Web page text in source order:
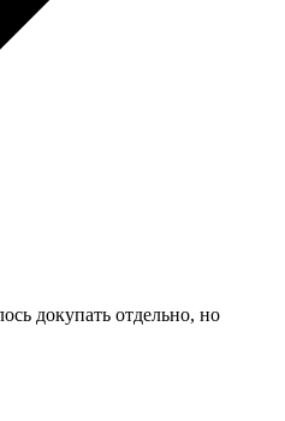
докупать отдельно, но